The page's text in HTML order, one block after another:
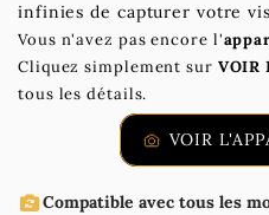
infinies de capturer votre
Vous n'avez pas encore l'
Cliquez simplement sur VOIR
tous les détails.
VOIR
Compatible avec tous les